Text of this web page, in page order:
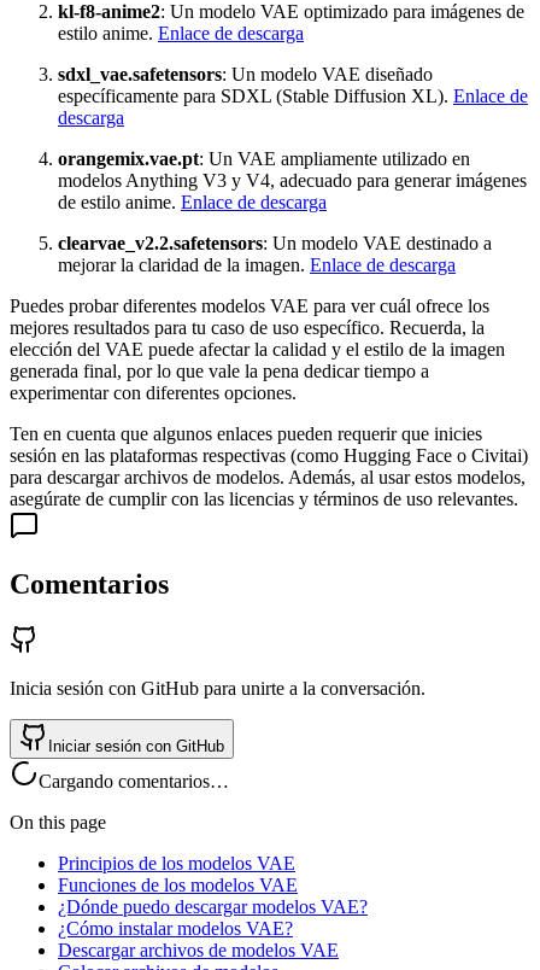
kl-f8-anime2: Un modelo VAE optimizado para imágenes de
estilo anime. Enlace de descarga
sdxl_vae.safetensors: Un modelo VAE diseñado
específicamente para SDXL (Stable Diffusion XL). Enlace de
descarga
orangemix.vae.pt: Un VAE ampliamente utilizado en
modelos Anything V3 y V4, adecuado para generar imágenes
de estilo anime. Enlace de descarga
clearvae_v2.2.safetensors: Un modelo VAE destinado a
mejorar la claridad de la imagen. Enlace de descarga
Puedes probar diferentes modelos VAE para ver cuál ofrece los
mejores resultados para tu caso de uso específico. Recuerda, la
elección del VAE puede afectar la calidad y el estilo de la imagen
generada final, por lo que vale la pena dedicar tiempo a
experimentar con diferentes opciones.
Ten en cuenta que algunos enlaces pueden requerir que inicies
sesión en las plataformas respectivas (como Hugging Face o Civitai)
para descargar archivos de modelos. Además, al usar estos modelos,
asegúrate de cumplir con las licencias y términos de uso relevantes.
Comentarios
Inicia sesión con GitHub para unirte a la conversación.
Iniciar sesión con GitHub
Cargando comentarios…
On this page
Principios de los modelos VAE
Funciones de los modelos VAE
¿Dónde puedo descargar modelos VAE?
¿Cómo instalar modelos VAE?
Descargar archivos de modelos VAE